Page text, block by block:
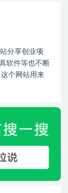
分享创业项
软件等也不断
个网站用来